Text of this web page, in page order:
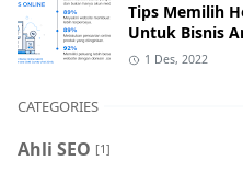
Tips Memilih
Untuk Bisnis
1 Des, 2022
CATEGORIES
Ahli SEO [1]